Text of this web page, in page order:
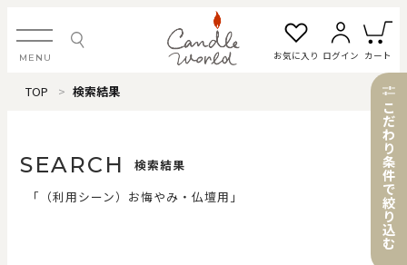
MENU お気に入り ログイン カート
ログイン・新規会員登録
お気に入り一覧
TOP 検索結果
SEARCH
検索結果
「（利用シーン）お悔やみ・仏壇用」
こ
だ
わ
り
条
件
で
絞
り
込
む